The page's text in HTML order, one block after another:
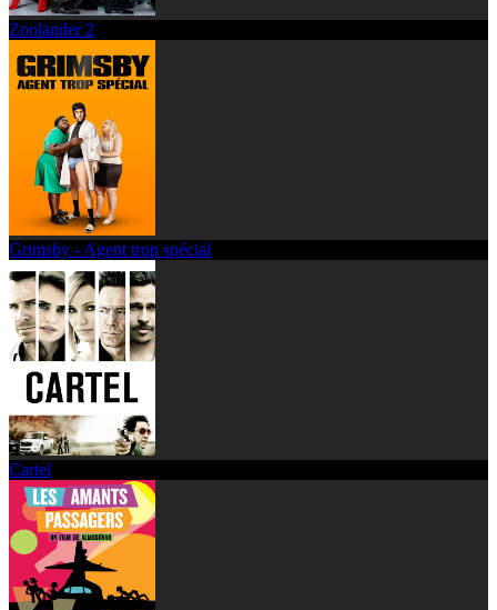
Zoolander 2
Grimsby - Agent trop spécial
Cartel